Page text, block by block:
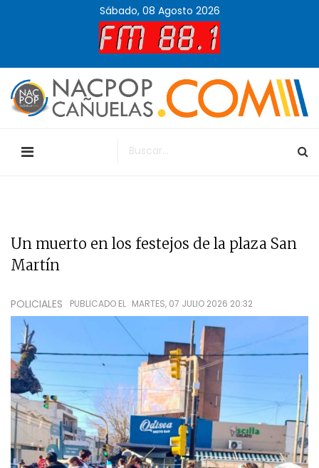
Sábado, 08 Agosto 2026
Un muerto en los festejos de la plaza San
Martín
POLICIALES PUBLICADO EL MARTES, 07 JULIO 2026 20:32